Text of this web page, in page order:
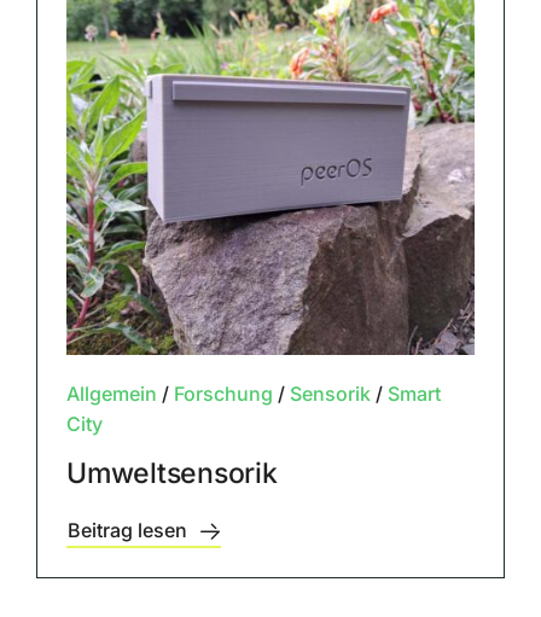
Allgemein / Forschung / Sensorik/ Smart
City
Umweltsensorik
Beitrag lesen